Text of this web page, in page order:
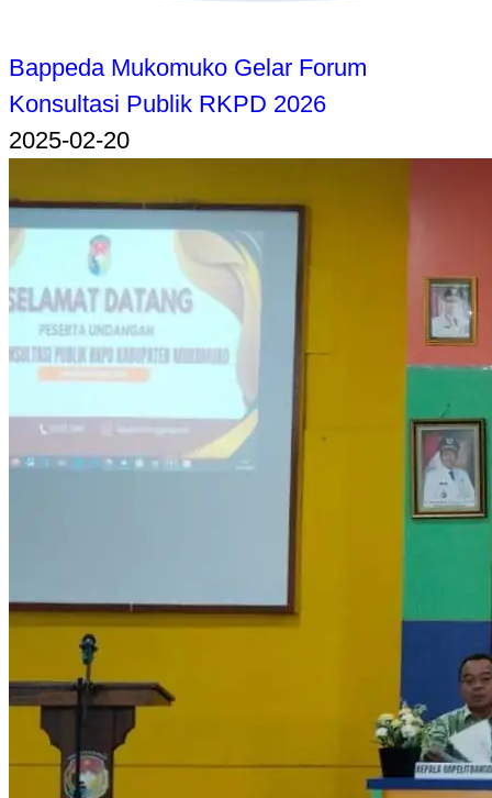
Bappeda Mukomuko Gelar Forum
Konsultasi Publik RKPD 2026
2025-02-20